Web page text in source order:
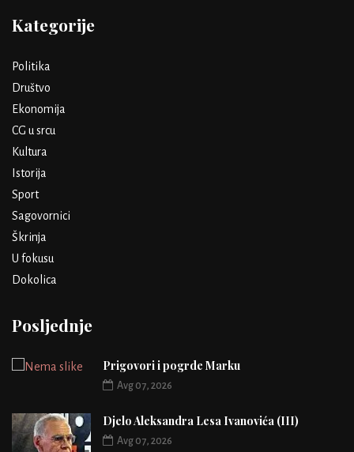
Kategorije
Politika
Društvo
Ekonomija
CG u srcu
Kultura
Istorija
Sport
Sagovornici
Škrinja
U fokusu
Dokolica
Posljednje
Prigovori i pogrde Marku
Avg 07, 2026
Djelo Aleksandra Lesa Ivanovića (III)
Avg 07, 2026